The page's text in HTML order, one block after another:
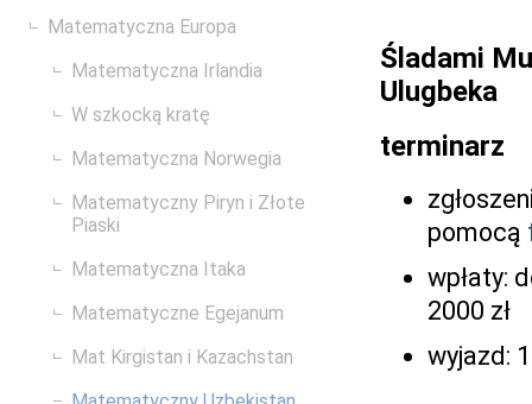
Matematyczna Europa
Matematyczna Irlandia
W szkocką kratę
Matematyczna Norwegia
Matematyczny Piryn i Złote
Piaski
Matematyczna Itaka
Matematyczne Egejanum
Mat Kirgistan i Kazachstan
Śladami
Ulugbeka
terminarz
pomocą
wpłaty:
2000 zł
wyjazd: